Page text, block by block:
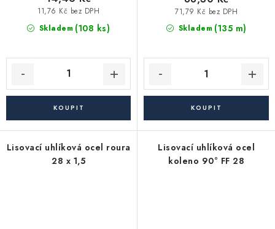
Skladem (108 ks)
11,76 Kč bez DPH
Skladem (135 m)
71,79 Kč bez DPH
Lisovací uhlíková ocel roura
28 x 1,5
Lisovací uhlíková ocel
koleno 90° FF 28